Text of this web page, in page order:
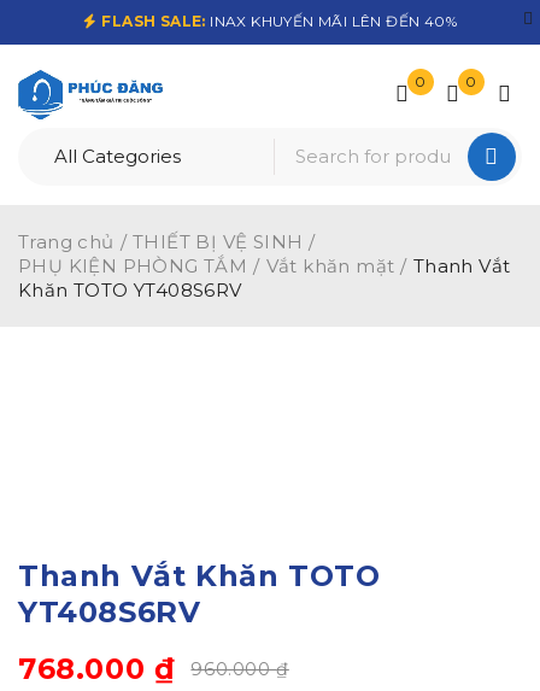
FLASH SALE: INAX KHUYẾN MÃI LÊN ĐẾN 40%
0 0
Trang chủ / THIẾT BỊ VỆ SINH /
PHỤ KIỆN PHÒNG TẮM / Vắt khăn mặt / Thanh Vắt
Khăn TOTO YT408S6RV
Thanh Vắt Khăn TOTO
YT408S6RV
960.000₫
768.000 ₫